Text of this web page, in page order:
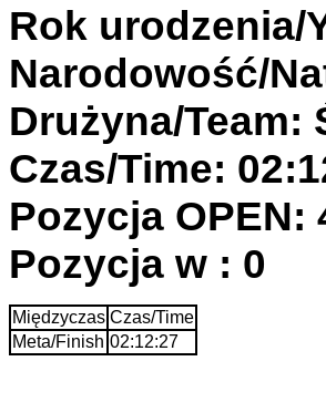
Rok urodzenia/
Narodowość/
Drużyna/
Czas/Time:
Pozycja OPEN:
Pozycja w : 0
Międzyczas Czas/Time
Meta/Finish 02:12:27